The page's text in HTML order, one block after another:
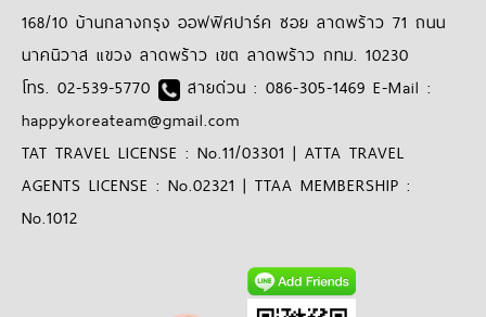
168/10 บ้านกลางกรุง ออฟฟิศปาร์ค ซอย ลาดพร้าว 71 ถนน
นาคนิวาส แขวง ลาดพร้าว เขต ลาดพร้าว กทม. 10230
โทร. 02-539-5770
สายด่วน : 086-305-1469 E-Mail :
happykoreateam@gmail.com
TAT TRAVEL LICENSE : No.11/03301 | ATTA TRAVEL
AGENTS LICENSE : No.02321 | TTAA MEMBERSHIP :
No.1012